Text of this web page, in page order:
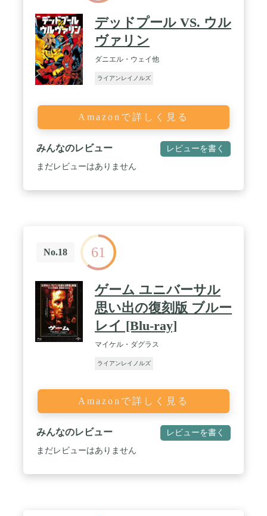
デッドプール VS. ウル
ヴァリン
ダニエル・ウェイ他
ライアンレイノルズ
Amazonで詳しく見る
みんなのレビュー レビューを書く
まだレビューはありません
No.18 61
ゲーム ユニバーサル
思い出の復刻版 ブルー
レイ [Blu-ray]
マイケル・ダグラス
ライアンレイノルズ
Amazonで詳しく見る
みんなのレビュー レビューを書く
まだレビューはありません